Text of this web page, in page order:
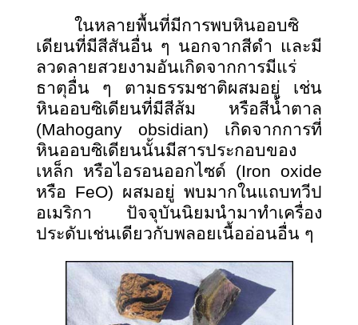
ในหลายพื้นที่มีการพบหินออบซิ
เดียนที่มีสีสันอื่น ๆ นอกจากสีดำ และมี
ลวดลายสวยงามอันเกิดจากการมีแร่
ธาตุอื่น ๆ ตามธรรมชาติผสมอยู่ เช่น
หินออบซิเดียนที่มีสีส้ม หรือสีน้ำตาล
(Mahogany obsidian) เกิดจากการที่
หินออบซิเดียนนั้นมีสารประกอบของ
เหล็ก หรือไอรอนออกไซด์ (Iron oxide
หรือ FeO) ผสมอยู่ พบมากในแถบทวีป
อเมริกา ปัจจุบันนิยมนำมาทำเครื่อง
ประดับเช่นเดียวกับพลอยเนื้ออ่อนอื่น ๆ